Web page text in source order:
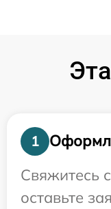
1
Свяжитесь
оставьте